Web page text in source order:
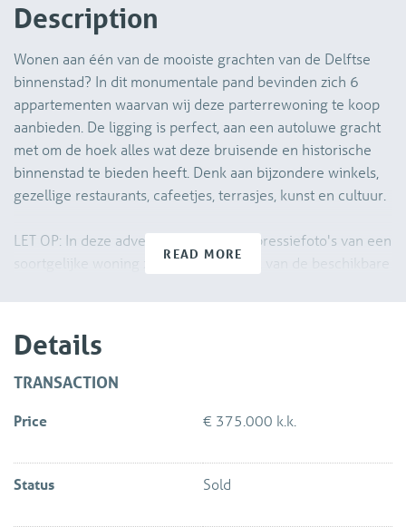
Description
Wonen aan één van de mooiste grachten van de Delftse
binnenstad? In dit monumentale pand bevinden zich 6
appartementen waarvan wij deze parterrewoning te koop
aanbieden. De ligging is perfect, aan een autoluwe gracht
met om de hoek alles wat deze bruisende en historische
binnenstad te bieden heeft. Denk aan bijzondere winkels,
gezellige restaurants, cafeetjes, terrasjes, kunst en cultuur.
LET OP: In deze advertentie vindt u impressiefoto's van een
soortgelijke woning zodat u een indruk van de beschikbare
De indeling is als volgt:
Begane grond:
appartementen.
de woonkamer te bereiken. Deze beschikt over een
eenvoudig keukenblok en 2 openslaande deuren naar de
READ MORE
Details
TRANSACTION
Price € 375.000 k.k.
Status Sold